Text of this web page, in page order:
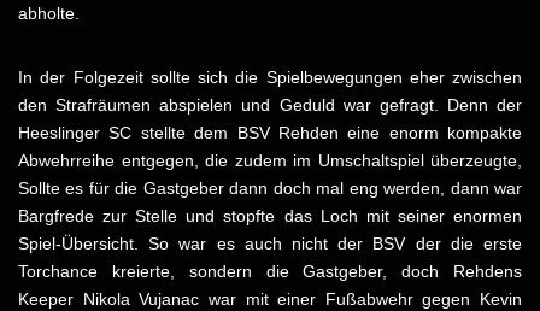
abholte.
In der Folgezeit sollte sich die Spielbewegungen eher zwischen
den Strafräumen abspielen und Geduld war gefragt. Denn der
Heeslinger SC stellte dem BSV Rehden eine enorm kompakte
Abwehrreihe entgegen, die zudem im Umschaltspiel überzeugte,
Sollte es für die Gastgeber dann doch mal eng werden, dann war
Bargfrede zur Stelle und stopfte das Loch mit seiner enormen
Spiel-Übersicht. So war es auch nicht der BSV der die erste
Torchance kreierte, sondern die Gastgeber, doch Rehdens
Keeper Nikola Vujanac war mit einer Fußabwehr gegen Kevin